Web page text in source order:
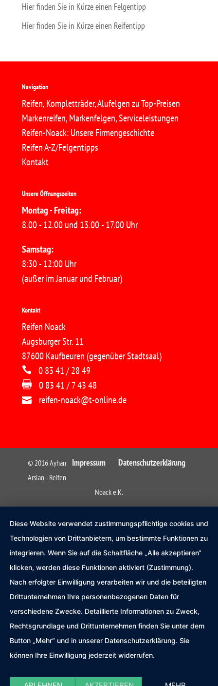
Hier finden Sie in Kürze einen Felgentipp
Hier finden Sie in Kürze einen Reifentipp
Navigation
Reifen, Kompletträder, Alufelgen zu Top-Preisen
Markenreifen, Markenfelgen, Serviceleistungen
Reifen-Noack: Unsere Firmengeschichte
Reifen A-Z/Felgentipps
Kontakt
Unsere Öffnungszeiten
Montag - Freitag:
8.00 - 12.00 und 13.00 - 17.00 Uhr
Samstag:
8:30 - 12:00 Uhr
(außer im Januar und Februar)
Kontakt
Reifen Noack
Augsburger Str. 11
87600 Kaufbeuren (gegenüber Stadtsaal)
0 83 41 / 28 49
0 83 41 / 7 43 48
reifen-noack@t-online.de
Impressum Datenschutzerklärung
© 2016 Ayhan
Arslan - Reifen
Noack e.K.
Diese Website verwendet zustimmungspflichtige cookies und
Technologien von Drittanbietern, um bestimmte Funktionen zu
integrieren. Wenn Sie auf die Schaltfläche „Alle akzeptieren“
klicken, werden diese Funktionen aktiviert (Zustimmung).
Nach erfolgter Einwilligung verarbeiten wir und die beteiligten
Drittunternehmen Ihre personenbezogenen Daten für
verschiedene Zwecke. Detaillierte Informationen zu Zweck,
Rechtsgrundlage und Drittunternehmen finden Sie unter dem
Button „Mehr“ und in unserer Datenschutzerklärung. Sie
können Ihre Einwilligung jederzeit widerrufen.